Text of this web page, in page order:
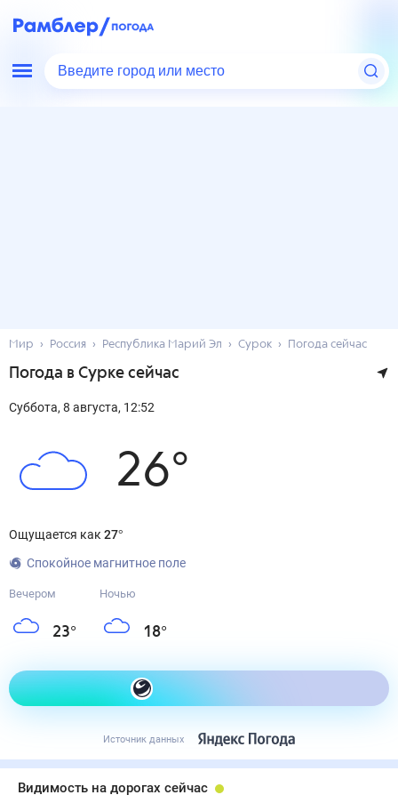
Введите город или место
Мир Россия Республика Марий Эл Сурок Погода сейчас
Погода в Сурке сейчас
Суббота, 8 августа, 12:52
26°
Ощущается как 27°
Спокойное магнитное поле
Вечером
23°
Ночью
18°
Как одеться сегодня
Источник данных
Видимость на дорогах сейчас